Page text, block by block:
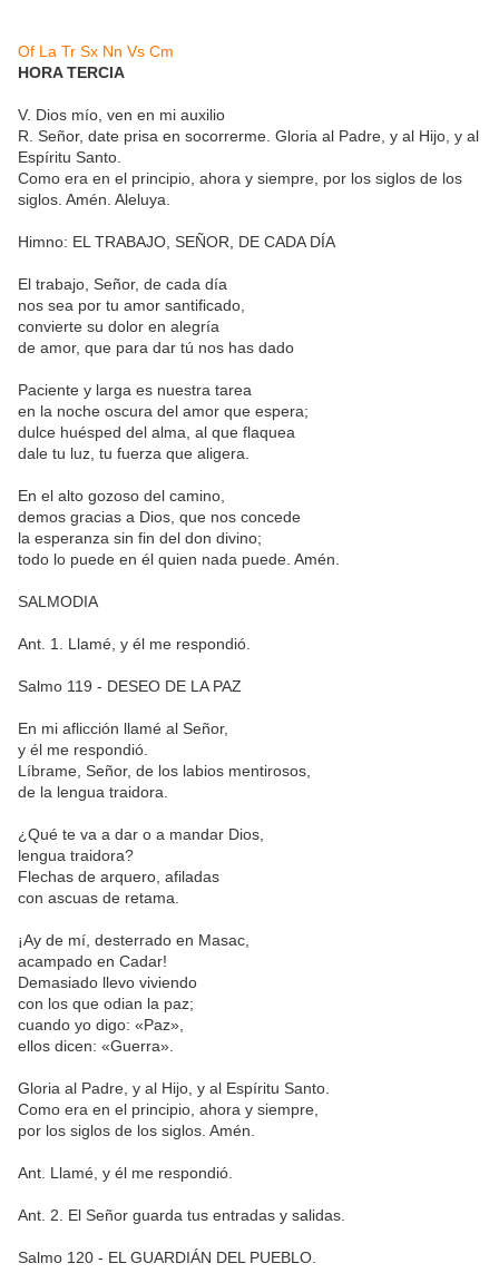
Of La Tr Sx Nn Vs Cm
HORA TERCIA
V. Dios mío, ven en mi auxilio
R. Señor, date prisa en socorrerme. Gloria al Padre, y al Hijo, y al
Espíritu Santo.
Como era en el principio, ahora y siempre, por los siglos de los
siglos. Amén. Aleluya.
Himno: EL TRABAJO, SEÑOR, DE CADA DÍA
El trabajo, Señor, de cada día
nos sea por tu amor santificado,
convierte su dolor en alegría
de amor, que para dar tú nos has dado
Paciente y larga es nuestra tarea
en la noche oscura del amor que espera;
dulce huésped del alma, al que flaquea
dale tu luz, tu fuerza que aligera.
En el alto gozoso del camino,
demos gracias a Dios, que nos concede
la esperanza sin fin del don divino;
todo lo puede en él quien nada puede. Amén.
SALMODIA
Ant. 1. Llamé, y él me respondió.
Salmo 119 - DESEO DE LA PAZ
En mi aflicción llamé al Señor,
y él me respondió.
Líbrame, Señor, de los labios mentirosos,
de la lengua traidora.
¿Qué te va a dar o a mandar Dios,
lengua traidora?
Flechas de arquero, afiladas
con ascuas de retama.
¡Ay de mí, desterrado en Masac,
acampado en Cadar!
Demasiado llevo viviendo
con los que odian la paz;
cuando yo digo: «Paz»,
ellos dicen: «Guerra».
Gloria al Padre, y al Hijo, y al Espíritu Santo.
Como era en el principio, ahora y siempre,
por los siglos de los siglos. Amén.
Ant. Llamé, y él me respondió.
Ant. 2. El Señor guarda tus entradas y salidas.
Salmo 120 - EL GUARDIÁN DEL PUEBLO.